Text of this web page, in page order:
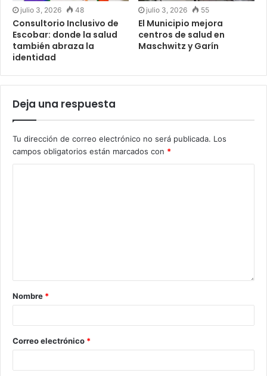
julio 3, 2026 48
Consultorio Inclusivo de
Escobar: donde la salud
también abraza la
identidad
julio 3, 2026 55
El Municipio mejora
centros de salud en
Maschwitz y Garín
Deja una respuesta
Tu dirección de correo electrónico no será publicada. Los
campos obligatorios están marcados con *
Nombre *
Correo electrónico *